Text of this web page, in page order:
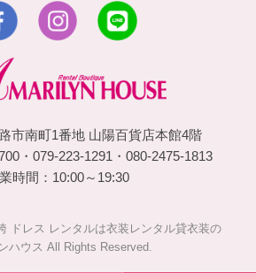
市南町1番地 山陽百貨店本館4階
・079-223-1291・080-2475-1813
時間：10:00～19:30
ドレス レンタルは衣装レンタル貸衣装の
ハウス All Rights Reserved.